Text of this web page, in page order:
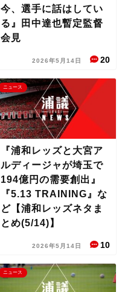
今、選手に話はしてい
る』田中達也暫定監督
会見
2026年5月14日 20
ニュース
『浦和レッズと大宮ア
ルディージャが埼玉で
194億円の需要創出』
『5.13 TRAINING』な
ど【浦和レッズネタま
とめ(5/14)】
2026年5月14日 10
ニュース